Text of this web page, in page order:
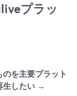
プラッ
を主要プラット
生したい →